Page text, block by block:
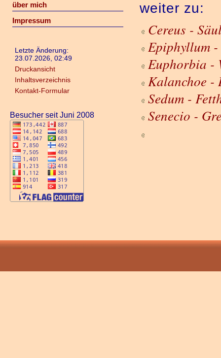
über mich
Impressum
Letzte Änderung:
23.07.2026, 02:49
Druckansicht
Inhaltsverzeichnis
Kontakt-Formular
Besucher seit Juni 2008
weiter zu:
Cereus -
Epiphyllum
Euphorbia -
Kalanchoe -
Sedum -
Senecio -